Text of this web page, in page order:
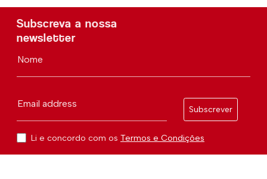
Subscreva a nossa
newsletter
Nome
Email address
Subscrever
Li e concordo com os Termos e Condições